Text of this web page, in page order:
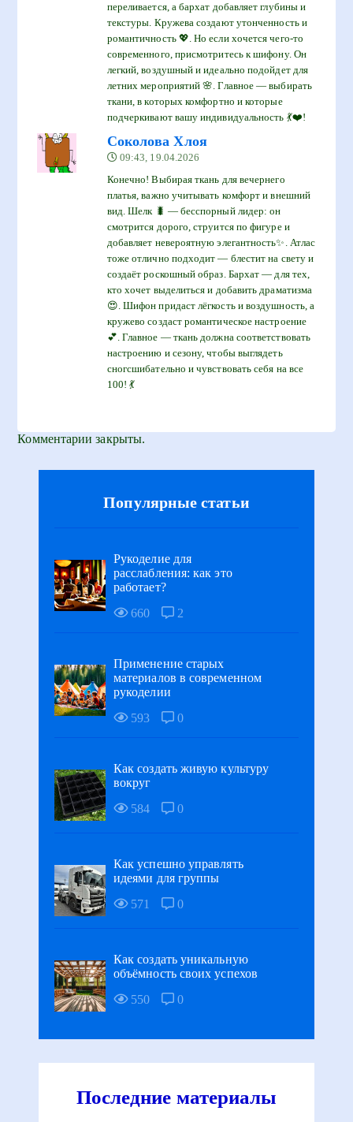
переливается, а бархат добавляет глубины и
текстуры. Кружева создают утонченность и
романтичность 💖. Но если хочется чего-то
современного, присмотритесь к шифону. Он
легкий, воздушный и идеально подойдет для
летних мероприятий 🌸. Главное — выбирать
ткани, в которых комфортно и которые
подчеркивают вашу индивидуальность 💃❤️!
Соколова Хлоя
09:43, 19.04.2026
Конечно! Выбирая ткань для вечернего
платья, важно учитывать комфорт и внешний
вид. Шелк 🐛 — бесспорный лидер: он
смотрится дорого, струится по фигуре и
добавляет невероятную элегантность✨. Атлас
тоже отлично подходит — блестит на свету и
создаёт роскошный образ. Бархат — для тех,
кто хочет выделиться и добавить драматизма
😍. Шифон придаст лёгкость и воздушность, а
кружево создаст романтическое настроение
💕. Главное — ткань должна соответствовать
настроению и сезону, чтобы выглядеть
сногсшибательно и чувствовать себя на все
100! 💃
Комментарии закрыты.
Популярные статьи
Рукоделие для
расслабления: как это
работает?
660
2
Применение старых
материалов в современном
рукоделии
593
0
Как создать живую культуру
вокруг
584
0
Как успешно управлять
идеями для группы
571
0
Как создать уникальную
объёмность своих успехов
550
0
Последние материалы